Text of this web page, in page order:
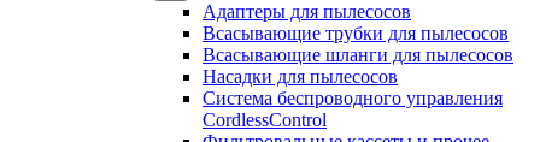
Адаптеры для пылесосов
Всасывающие трубки для пылесосов
Всасывающие шланги для пылесосов
Насадки для пылесосов
Система беспроводного управления
CordlessControl